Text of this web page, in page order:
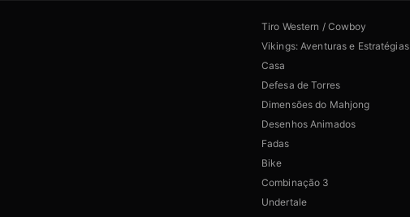
Tiro Western / Cowboy
Vikings: Aventuras e Estratégias
Casa
Defesa de Torres
Dimensões do Mahjong
Desenhos Animados
Fadas
Bike
Combinação 3
Undertale